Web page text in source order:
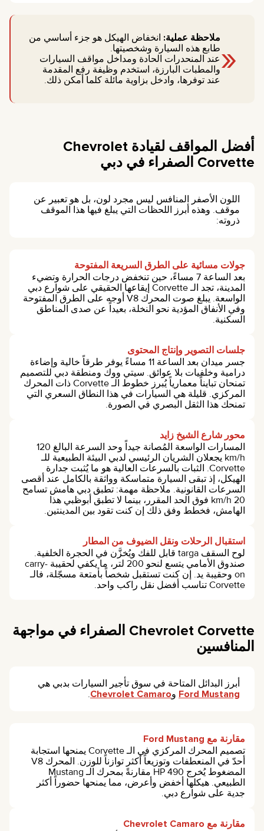
«ملاحظة عملية: انخفاض الهيكل هو جزء أساسي من
طابع هذه السيارة وشخصيتها.
عند المنحدرات الحادة ومداخل مواقف السيارات
والمطبات البارزة، استخدم وظيفة رفع المقدمة
عند توفرها، وادخل بزاوية مائلة كلما أمكن ذلك.
أفضل المواقف لقيادة Chevrolet
Corvette الصفراء في دبي
اللون الأصفر المنافس ليس مجرد لون، بل هو تعبير عن
موقف. وهذه أبرز اللحظات التي يبلغ فيها هذا الموقف
ذروته:
جولات مسائية على الطرق السريعة المفتوحة
بعد الساعة 7 مساءً، حين تنخفض درجات الحرارة وتضيء
المدينة، تجد الـ Corvette إيقاعها الحقيقي على شوارع دبي
الواسعة. يبلغ صوت المحرك V8 أوجه على الطرق المفتوحة
وفي الأنفاق المؤدية نحو النخلة، بعيداً عن صدى المناطق
السكنية.
جلسات التصوير وإنتاج المحتوى
جسر ميدان بعد الساعة 11 مساءً يوفر طرقاً خالية وإضاءة
درامية وخلفيات بلا عوائق. سيتي ووك ومنطقة دبي للتصميم
تمنحان تبايناً معمارياً يُبرز خطوط الـ Corvette ذات المحرك
المركزي. قليلة هي السيارات في هذا النطاق السعري التي
تمنحك هذا الثقل البصري في الصورة.
محور شارع الشيخ زايد
المسارات الواسعة المُصانة جيداً وحد السرعة البالغ 120
km/h يجعلان الشريان الرئيسي لدبي البيئة الطبيعية للـ
Corvette. الثبات بالسرعات العالية هو ما يُثبت جدارة
الهيكل، إذ تبقى السيارة متماسكة وواثقة بالكامل عند أقصى
السرعات القانونية. ملاحظة مهمة: تطبق دبي هامش تسامح
20 km/h فوق الحد المقرر، بينما لا تطبق أبوظبي هذا
الهامش، فخطط وفق ذلك إن كنت تقود بين المدينتين.
استقبال الرحلات ونقل الضيوف من المطار
لوح السقف targa قابل للفك ويُخزَّن في الحجرة الخلفية.
صندوق الأمامي يتسع لنحو 200 لتر، ما يكفي لحقيبة carry-
on وحقيبة يد. إن كنت تستقبل شخصاً بأمتعة مسجّلة، فالـ
Corvette تناسب أفضل نقل راكب واحد.
Chevrolet Corvette الصفراء في مواجهة
المنافسين
أبرز البدائل المتاحة في سوق تأجير السيارات بدبي هي
Ford Mustang وChevrolet Camaro
.
مقارنة مع Ford Mustang
تصميم المحرك المركزي في الـ Corvette يمنحها استجابة
أحدّ في المنعطفات وتوزيعاً أكثر توازناً للوزن. المحرك V8
المضغوط يُخرج 490 HP مقارنةً بمحرك الـ Mustang
الطبيعي. هيكلها أخفض وأعرض، مما يمنحها حضوراً أكثر
جدية على شوارع دبي.
مقارنة مع Chevrolet Camaro